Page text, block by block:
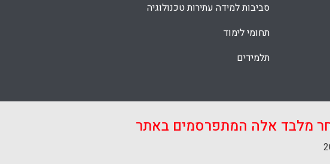
סביבות למידה עתירות טכנולוגיה
תחומי לימוד
תלמידים
מלבד אלה המתפרסמים באתר